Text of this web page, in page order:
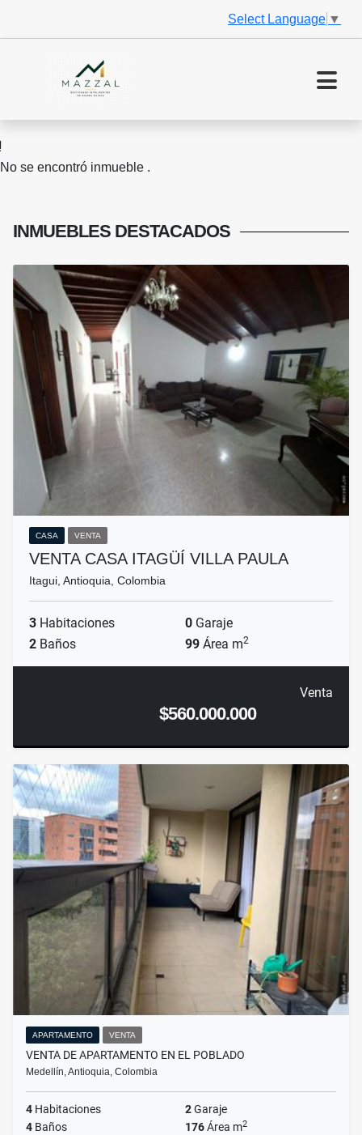
Select Language ▼
No se encontró inmueble .
INMUEBLES DESTACADOS
CASA VENTA
VENTA CASA ITAGÜÍ VILLA PAULA
Itagui, Antioquia, Colombia
3 Habitaciones 0 Garaje
2 Baños 99 Área m2
Venta
$560.000.000
APARTAMENTO VENTA
VENTA DE APARTAMENTO EN EL POBLADO
Medellín, Antioquia, Colombia
4 Habitaciones 2Garaje
4 Baños 176Área m2